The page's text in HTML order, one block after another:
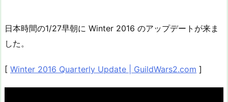
日本時間の1/27早朝に Winter 2016 のアップデートが来ま
した。
[ Winter 2016 Quarterly Update | GuildWars2.com ]